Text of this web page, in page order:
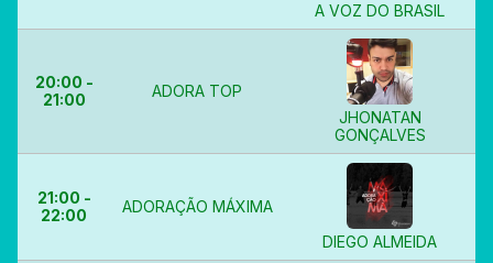
A VOZ DO BRASIL
20:00 -
21:00
ADORA TOP
JHONATAN
GONÇALVES
21:00 -
22:00
ADORAÇÃO MÁXIMA
DIEGO ALMEIDA